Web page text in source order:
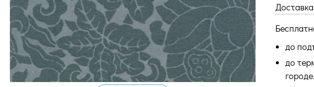
Доставка
до
до
городе.